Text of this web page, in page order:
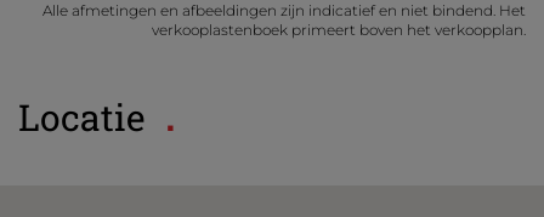
Alle afmetingen en afbeeldingen zijn indicatief en niet bindend. Het
verkooplastenboek primeert boven het verkoopplan.
Locatie